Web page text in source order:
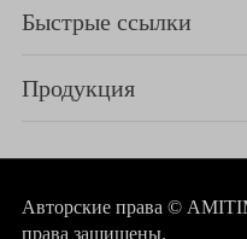
Быстрые ссылки
Продукция
Авторские права ©
права защищены.